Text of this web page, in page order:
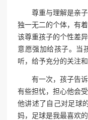
尊重与理解是亲
独一无二的个体，有
该尊重孩子的个性差
意愿强加给孩子。当
听，给予充分的关注
有一次，孩子告
有些担忧，担心他会
他讲述了自己对足球
妈，足球是我最喜欢